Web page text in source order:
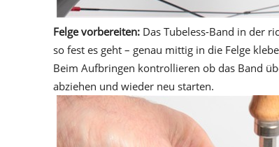
Felge vorbereiten: Das Tubeless-Band in der
so fest es geht – genau mittig in die Felge
Beim Aufbringen kontrollieren ob das Band
abziehen und wieder neu starten.